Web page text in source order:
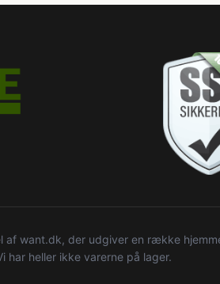
af want.dk, der udgiver en række
har heller ikke varerne på lager.